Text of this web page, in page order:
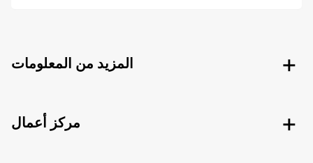
المزيد من المعلومات
مركز أعمال